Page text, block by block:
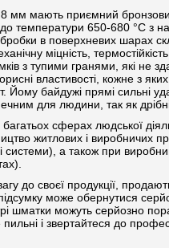
мають приємний бронзовий
до температури 650-680 °C з
в поверхневих шарах
міцність,
з тупими гранями, які не
властивості, кожне з
Йому байдужі прямі сильні
для людини, так як
сферах людської
житлових і виробничих
системи), а також при
до своєї продукції,
може обернутися
шматки можуть серйозно
і звертайтеся до